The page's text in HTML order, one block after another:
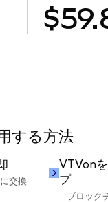
る方法
交換
VTVon
プ
ブロック